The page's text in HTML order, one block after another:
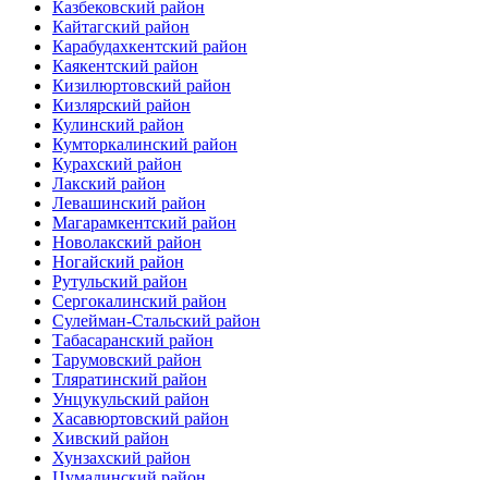
Казбековский район
Кайтагский район
Карабудахкентский район
Каякентский район
Кизилюртовский район
Кизлярский район
Кулинский район
Кумторкалинский район
Курахский район
Лакский район
Левашинский район
Магарамкентский район
Новолакский район
Ногайский район
Рутульский район
Сергокалинский район
Сулейман-Стальский район
Табасаранский район
Тарумовский район
Тляратинский район
Унцукульский район
Хасавюртовский район
Хивский район
Хунзахский район